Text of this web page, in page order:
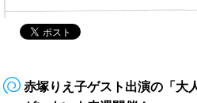
赤塚りえ子ゲスト出演の「大